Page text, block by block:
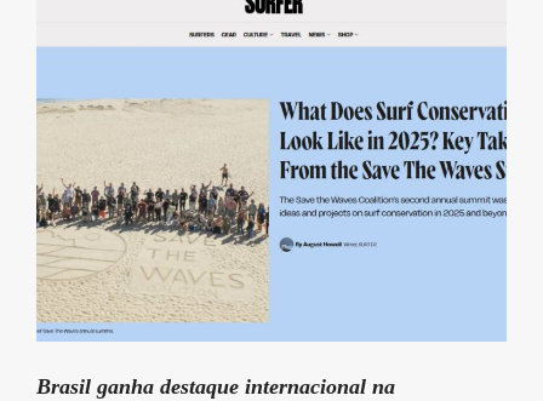
Brasil ganha destaque internacional na